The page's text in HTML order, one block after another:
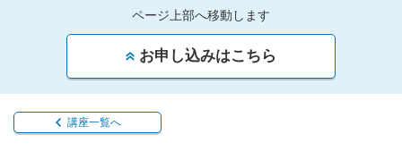
ページ上部へ移動します
お申し込みはこちら
講座一覧へ